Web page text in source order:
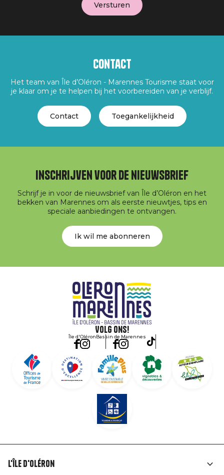
Contact
Het team van Île d’Oléron - Marennes Tourisme staat voor
je klaar om je te helpen bij het voorbereiden van je verblijf.
Contact Toegankelijkheid
Inschrijven voor de nieuwsbrief
Schrijf je in voor de nieuwsbrief van Île d’Oléron en het
bekken van Marennes om als eerste nieuwtjes, tips en
speciale aanbiedingen te ontvangen.
Ik wil me abonneren
Volg ons!
Île d'OléronBassin de Marennes
Liens
L'île d'Oléron